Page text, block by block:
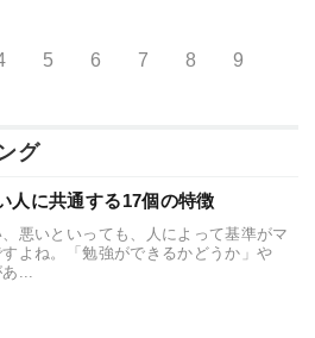
5 6 7 8 9
グ
人に共通する17個の特徴
悪いといっても、人によって基準がマ
よね。「勉強ができるかどうか」や
...